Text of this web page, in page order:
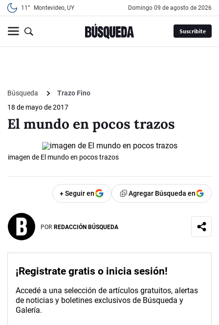
11° Montevideo, UY domingo 09 de agosto de 2026
Suscribite
Búsqueda
Trazo Fino
18 de mayo de 2017
El mundo en pocos trazos
imagen de El mundo en pocos trazos
+ Seguir en Agregar Búsqueda en
POR REDACCIÓN BÚSQUEDA
¡Registrate gratis o inicia sesión!
Accedé a una selección de artículos gratuitos, alertas
de noticias y boletines exclusivos de Búsqueda y
Galería.